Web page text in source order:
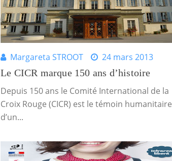
Margareta STROOT
24 mars 2013
Le CICR marque 150 ans d’histoire
Depuis 150 ans le Comité International de la
Croix Rouge (CICR) est le témoin humanitaire
d’un...